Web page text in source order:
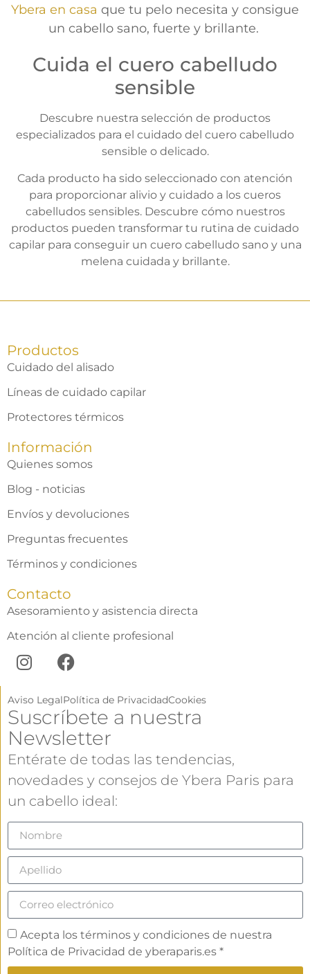
Ybera en casa que tu pelo necesita y consigue
un cabello sano, fuerte y brillante.
Cuida el cuero cabelludo
sensible
Descubre nuestra selección de productos
especializados para el cuidado del cuero cabelludo
sensible o delicado.
Cada producto ha sido seleccionado con atención
para proporcionar alivio y cuidado a los cueros
cabelludos sensibles. Descubre cómo nuestros
productos pueden transformar tu rutina de cuidado
capilar para conseguir un cuero cabelludo sano y una
melena cuidada y brillante.
Productos
Cuidado del alisado
Líneas de cuidado capilar
Protectores térmicos
Información
Quienes somos
Blog - noticias
Envíos y devoluciones
Preguntas frecuentes
Términos y condiciones
Contacto
Asesoramiento y asistencia directa
Atención al cliente profesional
Aviso LegalPolítica de PrivacidadCookies
Suscríbete a nuestra
Newsletter
Entérate de todas las tendencias,
novedades y consejos de Ybera Paris para
un cabello ideal:
Acepta los términos y condiciones de nuestra
Política de Privacidad de yberaparis.es *